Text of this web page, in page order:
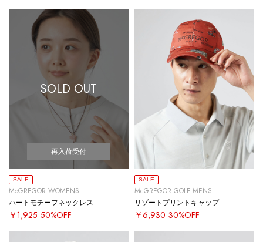
SOLD OUT
再入荷受付
SALE
McGREGOR WOMENS
ハートモチーフネックレス
￥1,925 50%OFF
SALE
McGREGOR GOLF MENS
リゾートプリントキャップ
￥6,930 30%OFF